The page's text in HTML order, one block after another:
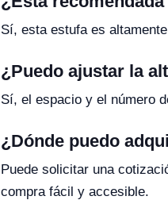
Sí, esta estufa es
¿Puedo ajustar la
Sí, el espacio y el número
¿Dónde puedo
Puede solicitar una
compra fácil y accesible.